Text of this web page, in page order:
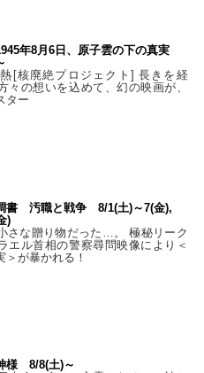
年8月6日、原子雲の下の真実
[核廃絶プロジェクト] 長きを経
々の想いを込めて、幻の映画が、
ター
書 汚職と戦争 8/1(土)～7(金),
)
さな贈り物だった…。 極秘リーク
エル首相の警察尋問映像により＜
＞が暴かれる！
様 8/8(土)～